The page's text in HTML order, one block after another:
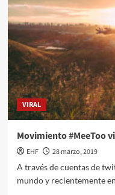
VIRAL
Movimiento #MeeToo
EHF
28 marzo, 2019
A través de cuentas de
mundo y recientemente